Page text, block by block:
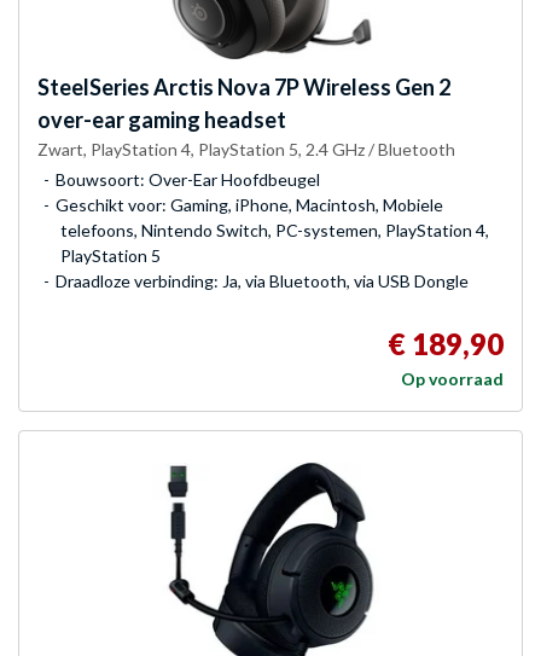
SteelSeriesArctis Nova 7P Wireless Gen 2
over-ear gaming headset
Zwart, PlayStation 4, PlayStation 5, 2.4 GHz / Bluetooth
Bouwsoort: Over-Ear Hoofdbeugel
Geschikt voor: Gaming, iPhone, Macintosh, Mobiele
telefoons, Nintendo Switch, PC-systemen, PlayStation 4,
PlayStation 5
Draadloze verbinding: Ja, via Bluetooth, via USB Dongle
€ 189,90
Op voorraad